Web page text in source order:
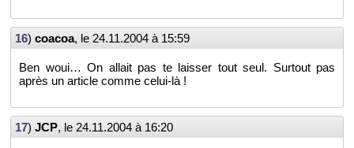
16) coa­coa, le 24.11.2004 à 15:59
Ben woui… On al­lait pas te lais­ser tout seul. Sur­tout pas
après un ar­ticle comme ce­lui-là !
17) JCP, le 24.11.2004 à 16:20